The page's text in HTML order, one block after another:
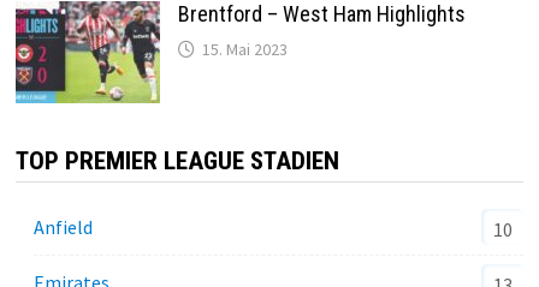
Brentford – West Ham Highlights
15. Mai 2023
TOP PREMIER LEAGUE STADIEN
Anfield 10